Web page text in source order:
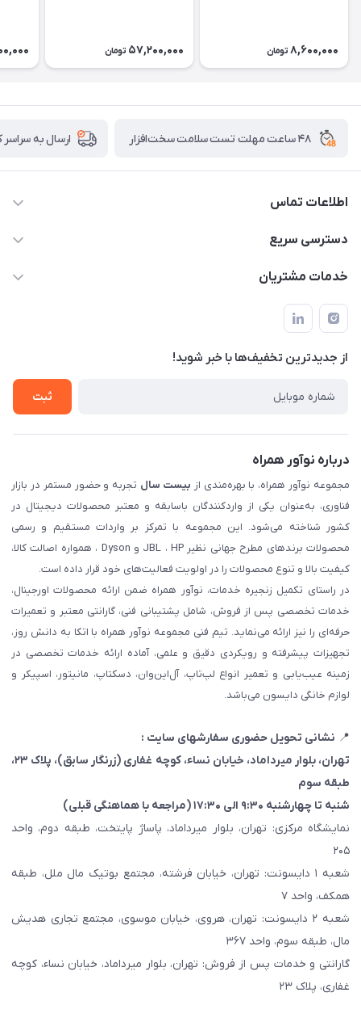
8,600,000 تومان 57,200,000 تومان
۴۸ ساعت مهلت تست سلامت سخت‌افزار ارسال به
اطلاعات تماس
02122913967
۲۳، طبقه سوم
دسترسی سریع
لیست محصولات
حساب کاربری
تماس با ما
خدمات مشتریان
قوانین و مقررات
حریم خصوصی
شرایط گارانتی
ثبت شکایت
از جدید‌ترین تخفیف‌ها با‌ خبر شوید!
ثبت
درباره نوآور همراه
مجموعه نوآور همراه، با بهره‌مندی از بیست سال تجربه و حضور مستمر در بازار
فناوری، به‌عنوان یکی از واردکنندگان باسابقه و معتبر محصولات دیجیتال در
کشور شناخته می‌شود. این مجموعه با تمرکز بر واردات مستقیم و رسمی
محصولات برندهای مطرح جهانی نظیر JBL ، HP و Dyson ، همواره اصالت کالا،
کیفیت بالا و تنوع محصولات را در اولویت فعالیت‌های خود قرار داده است.
در راستای تکمیل زنجیره خدمات، نوآور همراه ضمن ارائه محصولات اورجینال،
خدمات تخصصی پس از فروش، شامل پشتیبانی فنی، گارانتی معتبر و تعمیرات
حرفه‌ای را نیز ارائه می‌نماید. تیم فنی مجموعه نوآور همراه با اتکا به دانش روز،
تجهیزات پیشرفته و رویکردی دقیق و علمی، آماده ارائه خدمات تخصصی در
زمینه عیب‌یابی و تعمیر انواع لپ‌تاپ، آل‌این‌وان، دسکتاپ، مانیتور، اسپیکر و
لوازم خانگی دایسون می‌باشد.
📍 نشانی تحویل حضوری سفارشهای سایت :
تهران، بلوار میرداماد، خیابان نساء، کوچه غفاری (زرنگار سابق)
، پلاک ۲۳،
طبقه سوم
شنبه تا چهارشنبه ۹:۳۰ الی ۱۷:۳۰ (مراجعه با هماهنگی قبلی)
نمایشگاه مرکزی: تهران، بلوار میرداماد، پاساژ پایتخت، طبقه دوم، واحد
۲۰۵
شعبه ۱ دایسونت: تهران، خیابان فرشته، مجتمع بوتیک مال ملل، طبقه
همکف، واحد ۷
شعبه ۲ دایسونت: تهران، هروی، خیابان موسوی، مجتمع تجاری هدیش
مال، طبقه سوم، واحد ۳۶۷
گارانتی و خدمات پس از فروش: تهران، بلوار میرداماد، خیابان نساء، کوچه
غفاری، پلاک ۲۳